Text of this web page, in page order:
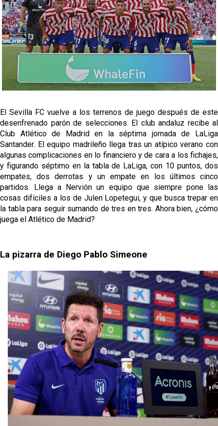
del martes
Odysseas Vlachodimos: “El objetivo es mejorar la
temporada pasada”
El Sevilla FC empieza a inscribir a los nuevos
fichajes
Opinión | "Carta abierta a Alberto Flores" por Rafa
El Sevilla oficializa el traspaso de Sow
El Sevilla FC vuelve a los terrenos de juego después de este
desenfrenado parón de selecciones. El club andaluz recibe al
Club Atlético de Madrid en la séptima jornada de LaLiga
Santander. El equipo madrileño llega tras un atípico verano con
algunas complicaciones en lo financiero y de cara a los fichajes,
y figurando séptimo en la tabla de LaLiga, con 10 puntos, dos
empates, dos derrotas y un empate en los últimos cinco
partidos. Llega a Nervión un equipo que siempre pone las
cosas difíciles a los de Julen Lopetegui, y que busca trepar en
la tabla para seguir sumando de tres en tres. Ahora bien, ¿cómo
juega el Atlético de Madrid?
La pizarra de Diego Pablo Simeone